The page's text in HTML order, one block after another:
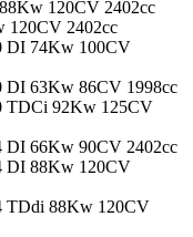
120CV 2402cc
120CV 2402cc
DI 74Kw 100CV
DI 63Kw 86CV 1998cc
TDCi 92Kw 125CV
DI 66Kw 90CV 2402cc
DI 88Kw 120CV
TDdi 88Kw 120CV